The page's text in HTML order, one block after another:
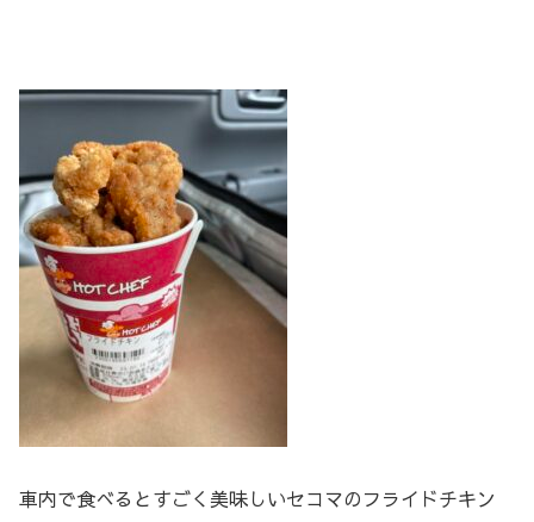
車内で食べるとすごく美味しいセコマのフライドチキン